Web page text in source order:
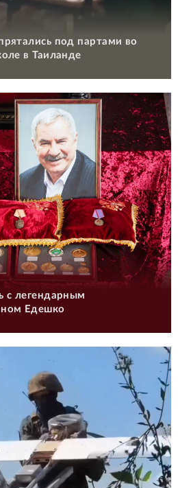
под партами во
в Таиланде
с легендарным
Едешко